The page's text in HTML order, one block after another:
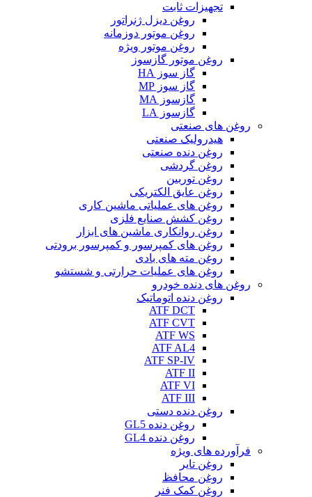
تجهیزات ثابت
روغن دیزل ژنراتور
روغن موتور دوزمانه
روغن موتور ویژه
روغن موتور گازسوز
گاز سوز HA
گاز سوز MP
گازسوز MA
گازسوز LA
روغن های صنعتی
هیدرولیک صنعتی
روغن دنده صنعتی
روغن گردشی
روغن توربین
روغن عایق الکتریکی
روغن های عملیاتی ماشین کاری
روغن کشش صنایع فلزی
روغن روانکاری ماشین های ابزار
روغن های کمپرسور و کمپرسور برودتی
روغن مته های بادی
روغن های عملیات حرارتی و شستشو
روغن های دنده خودرو
روغن دنده اتوماتیک
ATF DCT
ATF CVT
ATF WS
ATF AL4
ATF SP-IV
ATF II
ATF VI
ATF III
روغن دنده دستی
روغن دنده GL5
روغن دنده GL4
فرآورده های ویژه
روغن تایر
روغن محافظ
روغن کمک فنر